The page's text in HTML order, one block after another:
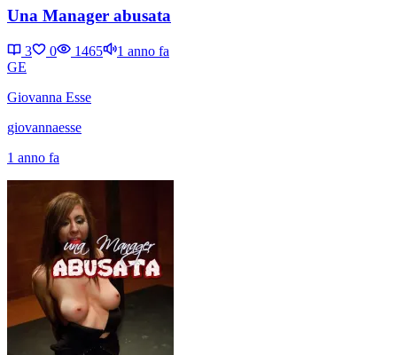
Una Manager abusata
3 0 1465
1 anno fa
GE
Giovanna Esse
giovannaesse
1 anno fa